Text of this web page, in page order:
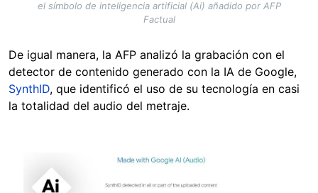
el símbolo de inteligencia artificial (Ai) añadido por AFP
Factual
De igual manera, la AFP analizó la grabación con el
detector de contenido generado con la IA de Google,
SynthID, que identificó el uso de su tecnología en casi
la totalidad del audio del metraje.